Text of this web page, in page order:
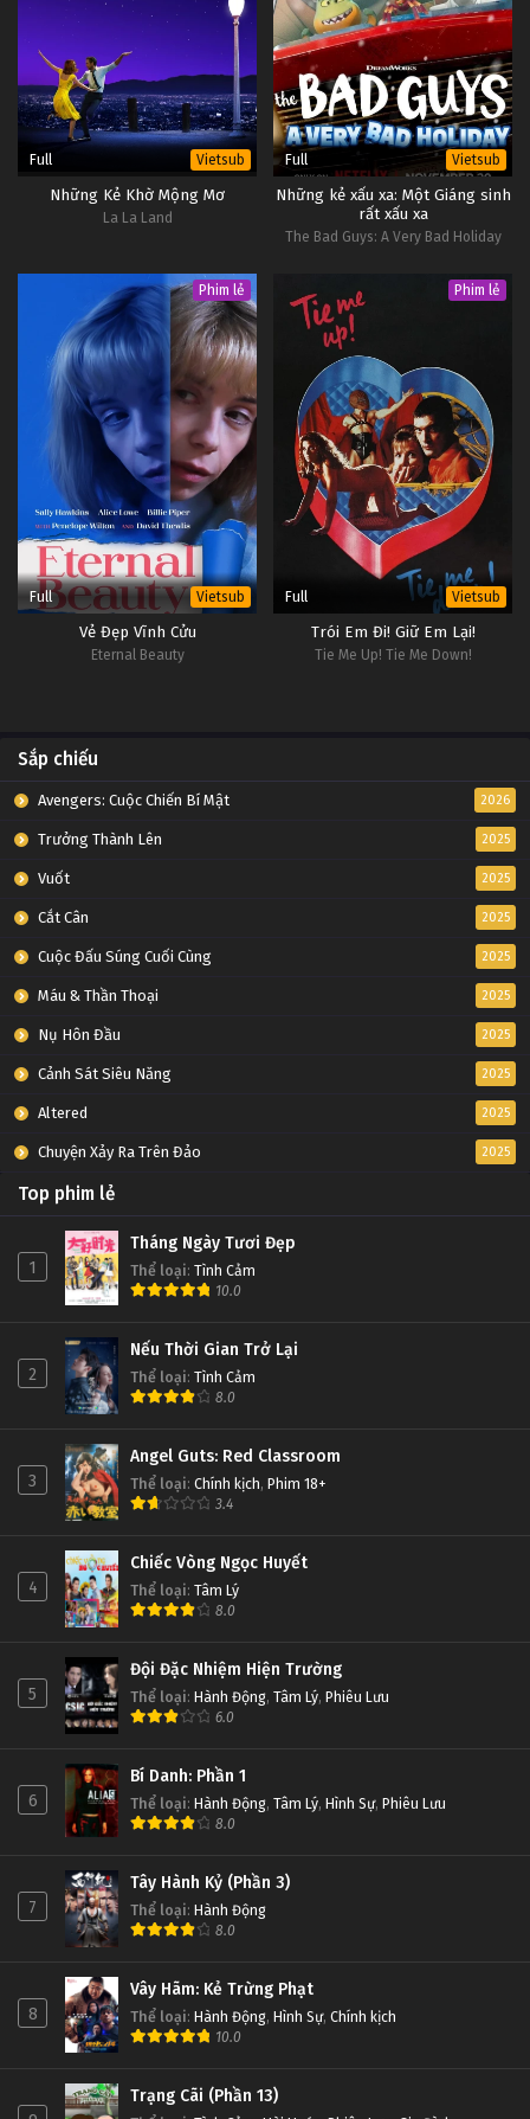
Full Vietsub
Những Kẻ Khờ Mộng Mơ
La La Land
Full Vietsub
Những kẻ xấu xa: Một Giáng sinh
rất xấu xa
The Bad Guys: A Very Bad Holiday
Phim lẻ
Full Vietsub
Vẻ Đẹp Vĩnh Cửu
Eternal Beauty
Phim lẻ
Full Vietsub
Trói Em Đi! Giữ Em Lại!
Tie Me Up! Tie Me Down!
Sắp chiếu
Avengers: Cuộc Chiến Bí Mật 2026
Trưởng Thành Lên 2025
Vuốt 2025
Cắt Cân 2025
Cuộc Đấu Súng Cuối Cùng 2025
Máu & Thần Thoại 2025
Nụ Hôn Đầu 2025
Cảnh Sát Siêu Năng 2025
Altered 2025
Chuyện Xảy Ra Trên Đảo 2025
Top phim lẻ
1
Tháng Ngày Tươi Đẹp
Thể loại: Tình Cảm
10.0
2
Nếu Thời Gian Trở Lại
Thể loại: Tình Cảm
8.0
3
Angel Guts: Red Classroom
Thể loại: Chính kịch, Phim 18+
3.4
4
Chiếc Vòng Ngọc Huyết
Thể loại: Tâm Lý
8.0
5
Đội Đặc Nhiệm Hiện Trường
Thể loại: Hành Động, Tâm Lý, Phiêu Lưu
6.0
6
Bí Danh: Phần 1
Thể loại: Hành Động, Tâm Lý, Hình Sự, Phiêu Lưu
8.0
7
Tây Hành Kỷ (Phần 3)
Thể loại: Hành Động
8.0
8
Vây Hãm: Kẻ Trừng Phạt
Thể loại: Hành Động, Hình Sự, Chính kịch
10.0
Trạng Cãi (Phần 13)